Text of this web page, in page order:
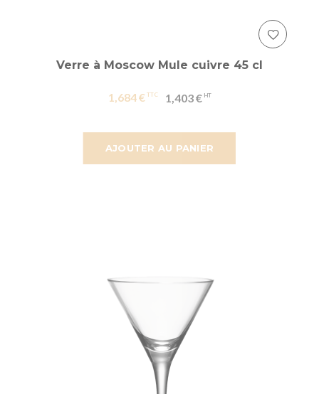
AJOUTER AU PANIER
Verre à Moscow Mule cuivre 45 cl
1,684 € 1,403 €